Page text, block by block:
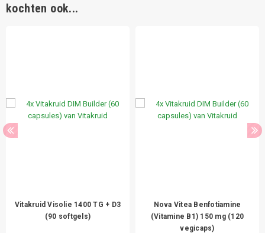
kochten ook...
Vitakruid Visolie 1400 TG + D3
(90 softgels)
Nova Vitea Benfotiamine
(Vitamine B1) 150 mg (120
vegicaps)